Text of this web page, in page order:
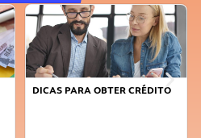
FAÇA A DIFERENÇA: SEJA